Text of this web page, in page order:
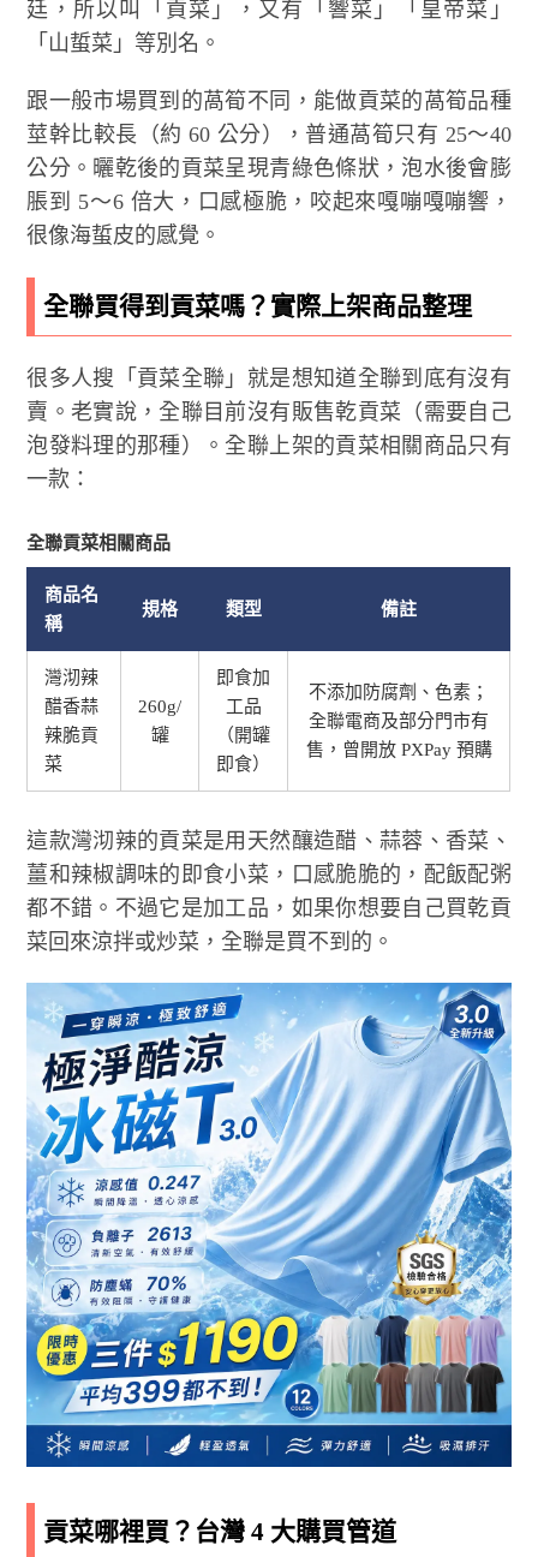
廷，所以叫「貢菜」，又有「響菜」「皇帝菜」
「山蜇菜」等別名。
跟一般市場買到的萵筍不同，能做貢菜的萵筍品種
莖幹比較長（約 60 公分），普通萵筍只有 25～40
公分。曬乾後的貢菜呈現青綠色條狀，泡水後會膨
脹到 5～6 倍大，口感極脆，咬起來嘎嘣嘎嘣響，
很像海蜇皮的感覺。
全聯買得到貢菜嗎？實際上架商品整理
很多人搜「貢菜全聯」就是想知道全聯到底有沒有
賣。老實說，全聯目前沒有販售乾貢菜（需要自己
泡發料理的那種）。全聯上架的貢菜相關商品只有
一款：
全聯貢菜相關商品
商品名
稱
規格 類型 備註
灣沏辣
醋香蒜
辣脆貢
菜
260g/
罐
即食加
工品
（開罐
即食）
不添加防腐劑、色素；
全聯電商及部分門市有
售，曾開放 PXPay 預購
這款灣沏辣的貢菜是用天然釀造醋、蒜蓉、香菜、
薑和辣椒調味的即食小菜，口感脆脆的，配飯配粥
都不錯。不過它是加工品，如果你想要自己買乾貢
菜回來涼拌或炒菜，全聯是買不到的。
貢菜哪裡買？台灣 4 大購買管道